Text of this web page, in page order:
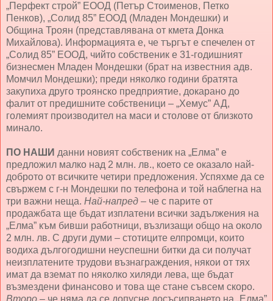
„Перфект строй” ЕООД (Петър Стоименов, Петко
Пенков), „Солид 85” ЕООД (Младен Мондешки) и
Община Троян (представлявана от кмета Донка
Михайлова). Информацията е, че търгът е спечелен от
„Солид 85” ЕООД, чийто собственик е 31-годишният
бизнесмен Младен Мондешки (брат на известния адв.
Момчил Мондешки); преди няколко години братята
закупиха друго троянско предприятие, докарано до
фалит от предишните собственици – „Хемус” АД,
големият производител на маси и столове от близкото
минало.
ПО НАШИ данни новият собственик на „Елма” е
предложил малко над 2 млн. лв., което се оказало най-
доброто от всичките четири предложения. Успяхме да се
свържем с г-н Мондешки по телефона и той наблегна на
три важни неща. Най-напред – че с парите от
продажбата ще бъдат изплатени всички задължения на
„Елма” към бивши работници, възлизащи общо на около
2 млн. лв. С други думи – стотиците елпромци, които
водиха дългогодишни неуспешни битки да си получат
неизплатените трудови възнаграждения, някои от тях
имат да вземат по няколко хиляди лева, ще бъдат
възмездени финансово и това ще стане съвсем скоро.